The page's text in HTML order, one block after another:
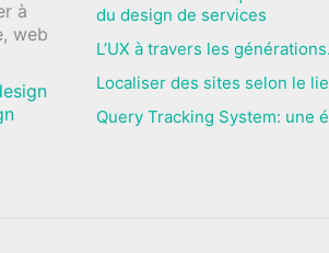
à
web
du design de services
L’UX à travers les
Localiser des sites selon le
Query Tracking System: une